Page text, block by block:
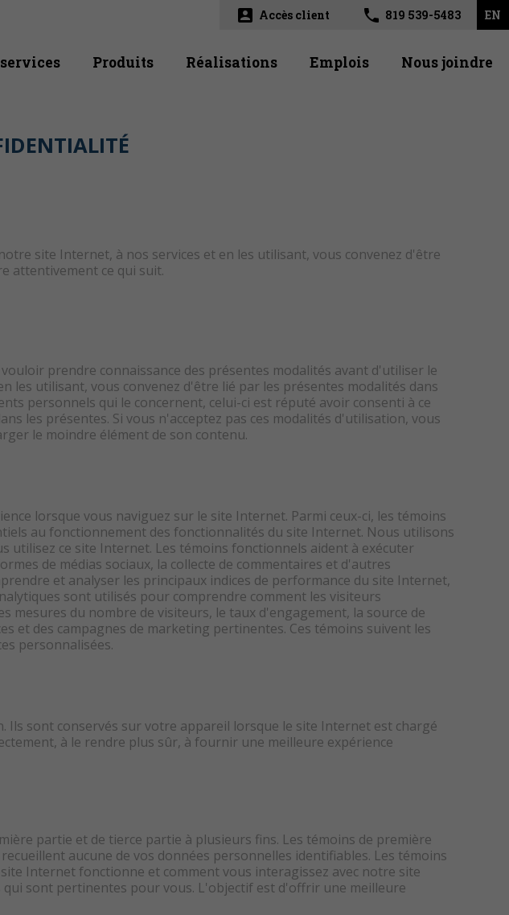
account_box Accès client phone 819 539-5483 EN
Produits Réalisations Emplois Nous joindre
site Internet, à nos services et en les utilisant, vous convenez d'être
attentivement ce qui suit.
prendre connaissance des présentes modalités avant d'utiliser le
les utilisant, vous convenez d'être lié par les présentes modalités dans
personnels qui le concernent, celui-ci est réputé avoir consenti à ce
les présentes. Si vous n'acceptez pas ces modalités d'utilisation, vous
le moindre élément de son contenu.
lorsque vous naviguez sur le site Internet. Parmi ceux-ci, les témoins
au fonctionnement des fonctionnalités du site Internet. Nous utilisons
utilisez ce site Internet. Les témoins fonctionnels aident à exécuter
de médias sociaux, la collecte de commentaires et d'autres
et analyser les principaux indices de performance du site Internet,
sont utilisés pour comprendre comment les visiteurs
du nombre de visiteurs, le taux d'engagement, la source de
et des campagnes de marketing pertinentes. Ces témoins suivent les
personnalisées.
sont conservés sur votre appareil lorsque le site Internet est chargé
à le rendre plus sûr, à fournir une meilleure expérience
partie et de tierce partie à plusieurs fins. Les témoins de première
aucune de vos données personnelles identifiables. Les témoins
Internet fonctionne et comment vous interagissez avec notre site
sont pertinentes pour vous. L'objectif est d'offrir une meilleure